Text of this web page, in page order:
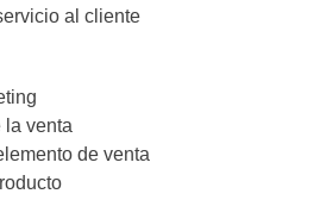
al cliente
la venta
de venta